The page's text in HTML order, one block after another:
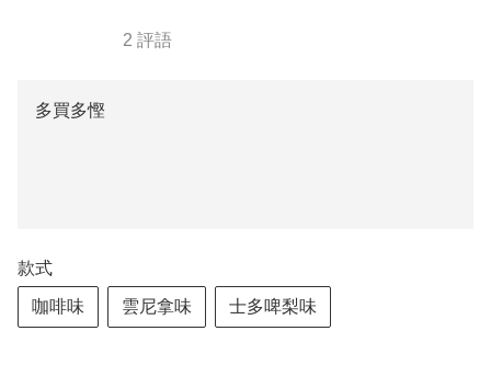
2 評語
多買多慳
款式
咖啡味 雲尼拿味 士多啤梨味